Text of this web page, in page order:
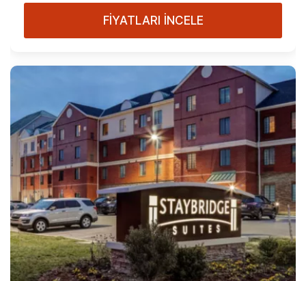
FİYATLARI İNCELE